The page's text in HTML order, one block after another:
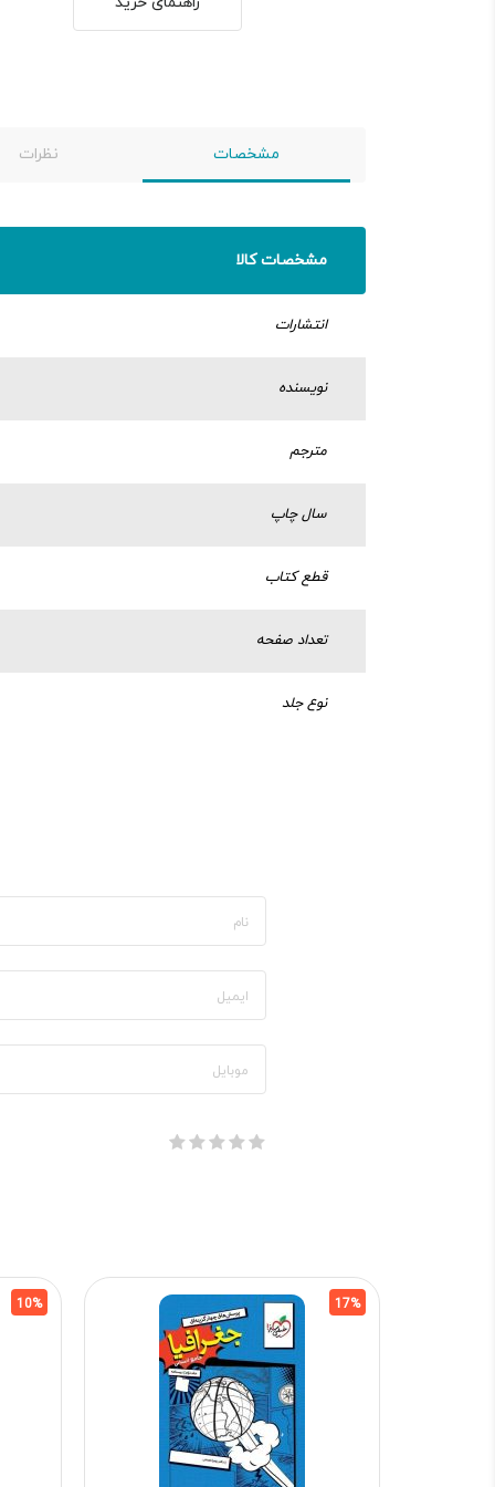
مشخصات نظرات
مشخصات کالا
انتشارات
نویسنده
مترجم
سال چاپ
قطع کتاب
تعداد صفحه
نوع جلد
17%
10%